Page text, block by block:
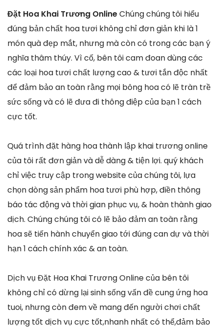
Đặt Hoa Khai Trương OnlineChúng chúng tôi hiểu
đúng bản chất hoa tươi không chỉ đơn giản khi là 1
món quà đẹp mắt, nhưng mà còn có trong các bạn ý
nghĩa thâm thúy. Vì cố, bên tôi cam đoan dùng các
các loại hoa tươi chất lượng cao & tươi tắn độc nhất
để đảm bảo an toàn rằng mọi bông hoa có lẽ tràn trề
sức sống và có lẽ đưa đi thông điệp của bạn 1 cách
cực tốt.
Quá trình đặt hàng hoa thành lập khai trương online
của tôi rất đơn giản và dễ dàng & tiện lợi. quý khách
chỉ việc truy cập trong website của chúng tôi, lựa
chọn dòng sản phẩm hoa tươi phù hợp, điền thông
báo tác động và thời gian phục vụ, & hoàn thành giao
dịch. Chúng chúng tôi có lẽ bảo đảm an toàn rằng
hoa sẽ tiến hành chuyển giao tới đúng can dự và thời
hạn 1 cách chính xác & an toàn.
Dịch vụ Đặt Hoa Khai Trương Online của bên tôi
không chỉ có dừng lại sinh sống vấn đề cung ứng hoa
tuoi, nhưng còn đem về mang đến người chơi chất
lượng tốt dịch vụ cực tốt,nhanh nhất có thể,đảm bảo